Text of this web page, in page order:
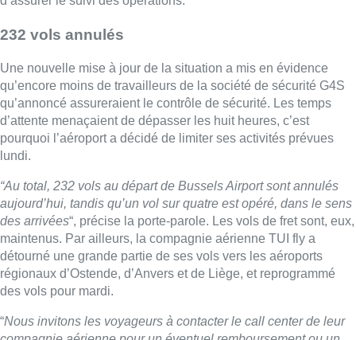
des arrivées “, précise la porte-parole. Les vols de fret sont, eux,
détourné une grande partie de ses vols vers les aéroports
régionaux d’Ostende, d’Anvers et de Liège, et reprogrammé
des vols pour mardi.
“Nous invitons les voyageurs à contacter le call center de leur
compagnie aérienne pour un éventuel remboursement ou un
rebooking “, précise l’aéroport.
►Reportage deMarie-Noëlle Dinant,Frédéric De Henauet
Pierre Delmée
Lire aussi :
À Bruxelles, le blocus s’invite dans
des lieux insolites : “C’est